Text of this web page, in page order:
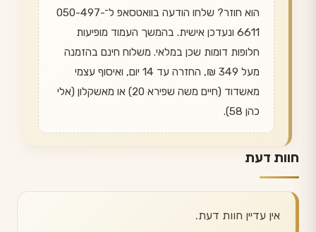
הוא חוזר? שלחו הודעה בוואטסאפ ל־050-497-
6611 ונעדכן אישית. בהמשך העמוד מופיעות
חלופות דומות שכן במלאי. משלוח חינם בהזמנה
מעל 349 ₪, החזרה עד 14 יום, ואיסוף עצמי
מאשדוד (חיים משה שפירא 20) או מאשקלון (אלי
כהן 58).
חוות דעת
אין עדיין חוות דעת.